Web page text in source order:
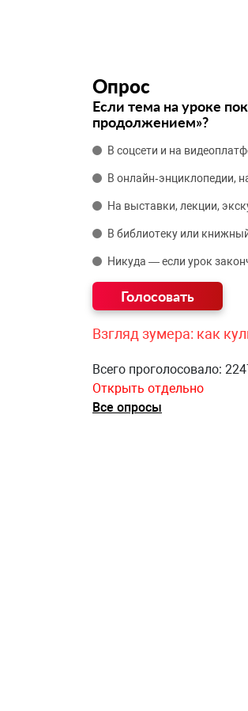
Опрос
Если тема на уроке
продолжением»?
В соцсети и на
В онлайн‑энциклопедии,
На выставки, лекции,
В библиотеку или
Никуда — если урок
Взгляд зумера: как
Всего проголосовало:
Открыть отдельно
Все опросы